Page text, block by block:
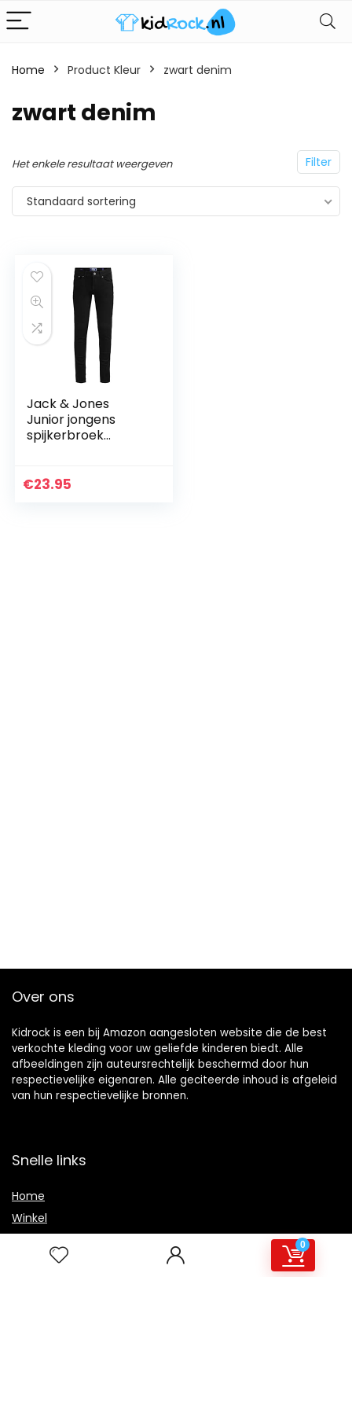
0
Home Product Kleur zwart denim
zwart denim
Filter
Het enkele resultaat weergeven
Standaard sortering
Jack & Jones
Junior jongens
spijkerbroek
€23.95
Over ons
Kidrock is een bij Amazon aangesloten website die de best
verkochte kleding voor uw geliefde kinderen biedt. Alle
afbeeldingen zijn auteursrechtelijk beschermd door hun
respectievelijke eigenaren. Alle geciteerde inhoud is afgeleid
van hun respectievelijke bronnen.
Snelle links
Home
Winkel
Overzicht